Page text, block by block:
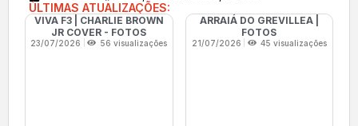
ÚLTIMAS ATUALIZAÇÕES:
VIVA F3 | CHARLIE BROWN
JR COVER - FOTOS
23/07/2026 56 visualizações
ARRAIÁ DO GREVILLEA |
FOTOS
21/07/2026 45 visualizações